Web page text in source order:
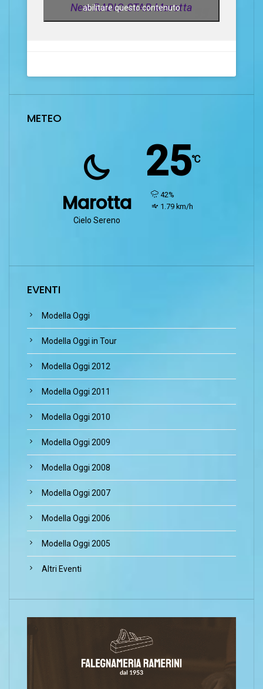
New RADIO STAR Marotta
abilitare questo contenuto
METEO
Marotta
Cielo Sereno
25℃
humidity:
42%
wind:
1.79 km/h
EVENTI
Modella Oggi
Modella Oggi in Tour
Modella Oggi 2012
Modella Oggi 2011
Modella Oggi 2010
Modella Oggi 2009
Modella Oggi 2008
Modella Oggi 2007
Modella Oggi 2006
Modella Oggi 2005
Altri Eventi